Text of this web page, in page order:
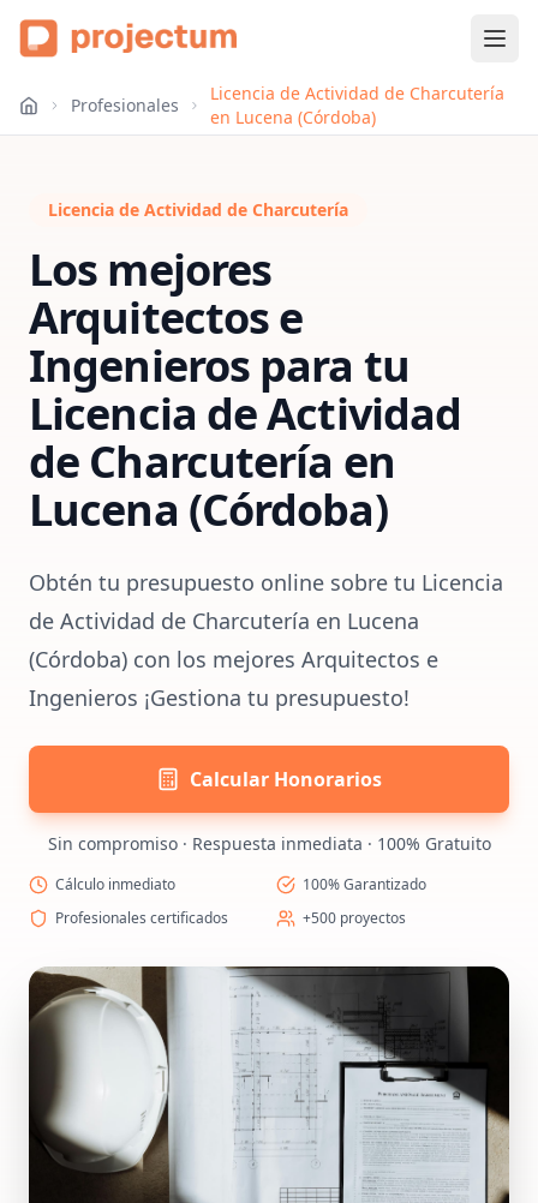
Profesionales
Licencia de Actividad de Charcutería
en Lucena (Córdoba)
Licencia de Actividad de Charcutería
Los mejores
Arquitectos e
Ingenieros para tu
Licencia de Actividad
de Charcutería en
Lucena (Córdoba)
Obtén tu presupuesto online sobre tu Licencia
de Actividad de Charcutería en Lucena
(Córdoba) con los mejores Arquitectos e
Ingenieros ¡Gestiona tu presupuesto!
Calcular Honorarios
Sin compromiso · Respuesta inmediata · 100% Gratuito
Cálculo inmediato
100% Garantizado
Profesionales certificados
+500 proyectos